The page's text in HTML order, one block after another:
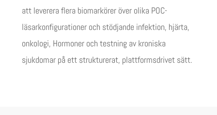
att leverera flera biomarkörer över olika POC-
läsarkonfigurationer och stödjande infektion, hjärta,
onkologi, Hormoneroch testning av kroniska
sjukdomar på ett strukturerat, plattformsdrivet sätt.